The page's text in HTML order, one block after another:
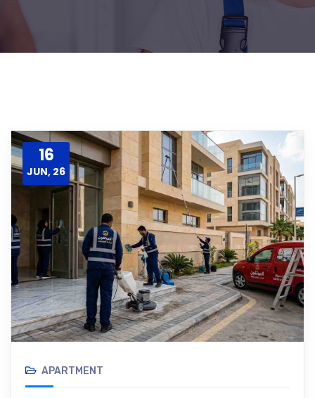
16
JUN, 26
APARTMENT